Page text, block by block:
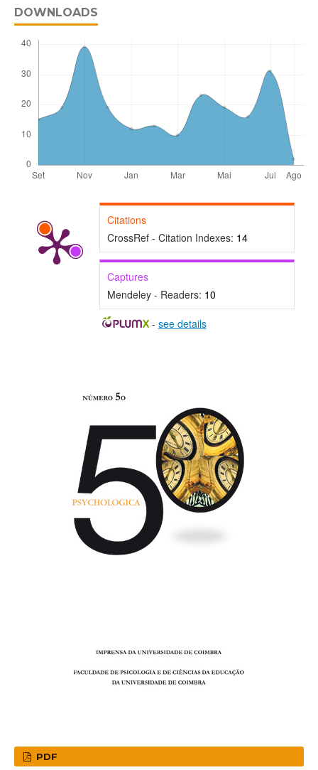
DOWNLOADS
Citations
CrossRef - Citation Indexes: 14
Captures
Mendeley - Readers: 10
- see details
PDF